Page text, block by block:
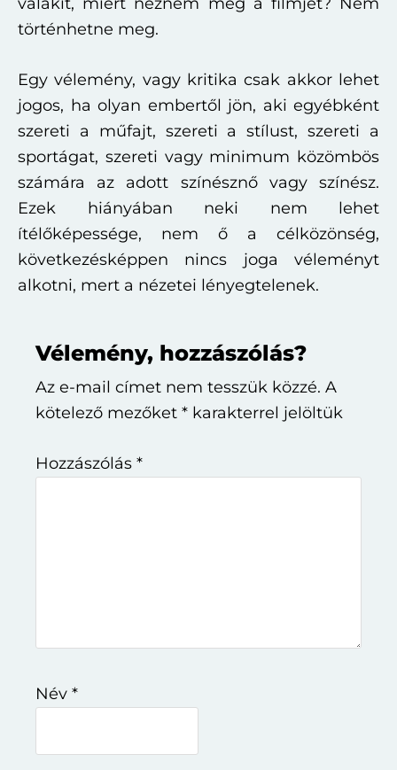
történhetne meg.
Egy vélemény, vagy kritika csak akkor lehet
jogos, ha olyan embertől jön, aki egyébként
szereti a műfajt, szereti a stílust, szereti a
sportágat, szereti vagy minimum közömbös
számára az adott színésznő vagy színész.
Ezek hiányában neki nem lehet
ítélőképessége, nem ő a célközönség,
következésképpen nincs joga véleményt
alkotni, mert a nézetei lényegtelenek.
Reader
Interactions
Vélemény, hozzászólás?
Az e-mail címet nem tesszük közzé. A
kötelező mezőket * karakterrel jelöltük
Hozzászólás *
Név *